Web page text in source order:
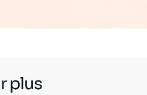
plus